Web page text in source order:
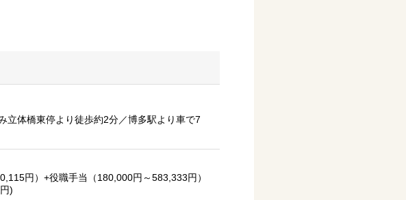
立体橋東停より徒歩約2分／博多駅より車で7
円）+役職手当（180,000円～583,333円）
)